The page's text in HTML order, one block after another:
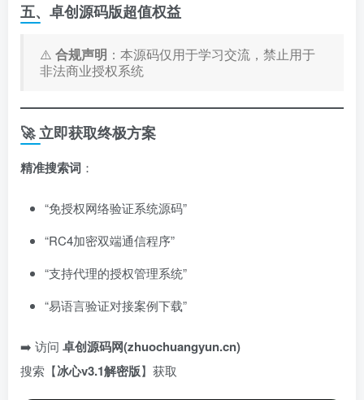
五、卓创源码版超值权益
⚠️ ​ 合规声明 ：本源码仅用于学习交流，禁止用于
非法商业授权系统
🚀 立即获取终极方案
精准搜索词 ：
“免授权网络验证系统源码”
“RC4加密双端通信程序”
“支持代理的授权管理系统”
“易语言验证对接案例下载”
➡️ 访问 ​ 卓创源码网(zhuochuangyun.cn)
搜索【冰心v3.1解密版】获取